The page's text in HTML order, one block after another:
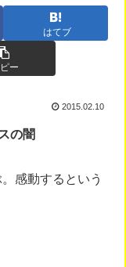
はてブ
ー
2015.02.10
の闇
感動するという